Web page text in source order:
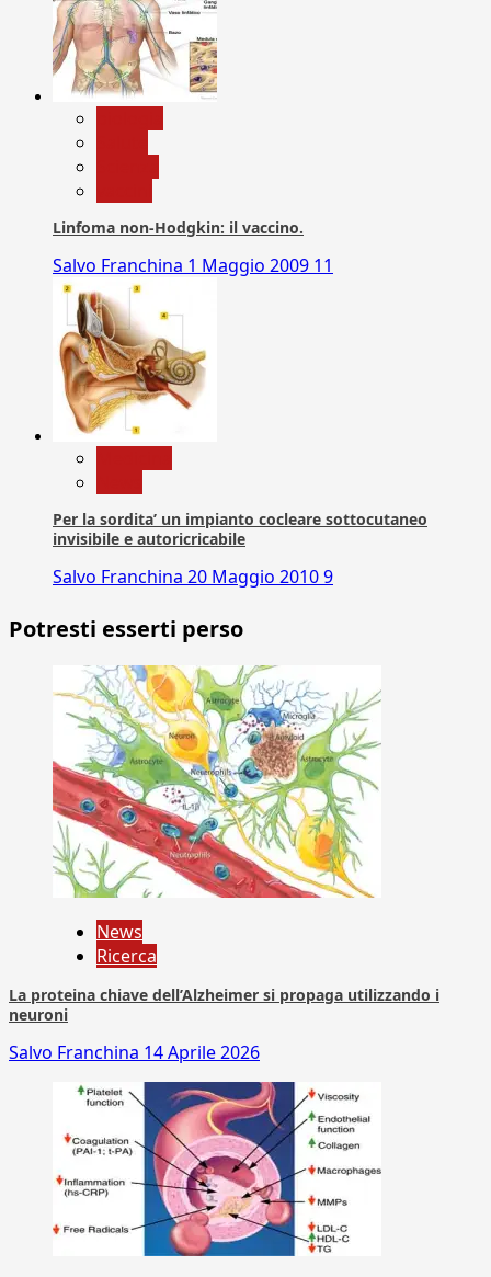
Linfoma non-Hodgkin: il vaccino.
Salvo Franchina 1 Maggio 2009 11
Per la sordita’ un impianto cocleare sottocutaneo
invisibile e autoricricabile
Salvo Franchina 20 Maggio 20109
Potresti esserti perso
News
Ricerca
La proteina chiave dell’Alzheimer si propaga utilizzando i
neuroni
Salvo Franchina 14 Aprile 2026